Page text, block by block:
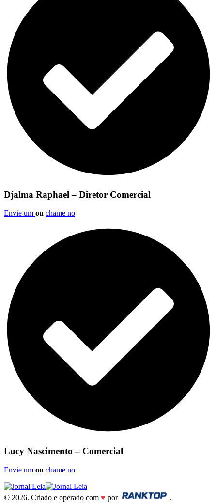
Djalma Raphael – Diretor Comercial
Envie um ou chame no
Lucy Nascimento – Comercial
Envie um ou chame no
© 2026. Criado e operado com ♥ por
.